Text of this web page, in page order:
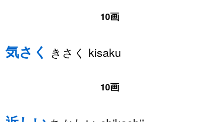
10画
気さく きさく kisaku
10画